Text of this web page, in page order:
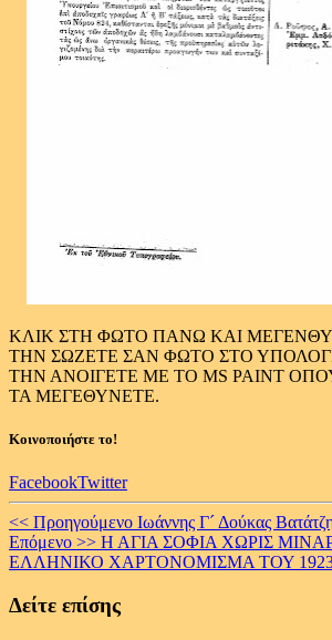
ΚΛΙΚ ΣΤΗ ΦΩΤΟ ΠΑΝΩ ΚΑΙ
ΤΗΝ ΣΩΖΕΤΕ ΣΑΝ ΦΩΤΟ ΣΤΟ
ΤΗΝ ΑΝΟΙΓΕΤΕ ΜΕ ΤΟ MS PAINT
ΤΑ ΜΕΓΕΘΥΝΕΤΕ.
Κοινοποιήστε το!
FacebookTwitter
Continue
Reading
<< Προηγούμενο Ιωάννης Γ´ Δούκας
Επόμενο >> Η ΑΓΙΑ ΣΟΦΙΑ ΧΩΡΙΣ
ΕΛΛΗΝΙΚΟ ΧΑΡΤΟΝΟΜΙΣΜΑ ΤΟΥ
Δείτε επίσης